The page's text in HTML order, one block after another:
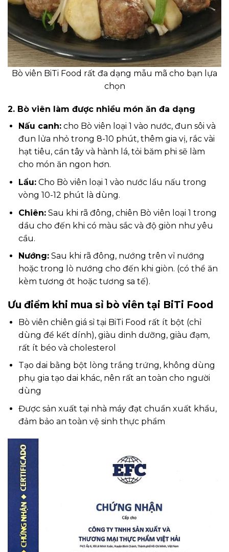
Bò viên BiTi Food rất đa dạng mẫu mã cho bạn lựa
chọn
2. Bò viên làm được nhiều món ăn đa dạng
Nấu canh:cho Bò viên loại 1 vào nước, đun sôi và
đun lửa nhỏ trong 8-10 phút, thêm gia vị, rắc vài
hạt tiêu, cần tây và hành lá, tỏi băm phi sẽ làm
cho món ăn ngon hơn.
Lẩu:Cho Bò viên loại 1 vào nước lẩu nấu trong
vòng 10-12 phút là dùng.
Chiên:Sau khi rã đông, chiên Bò viên loại 1 trong
dầu cho đến khi có màu sắc và độ giòn như yêu
cầu.
Nướng:Sau khi rã đông, nướng trên vỉ nướng
hoặc trong lò nướng cho đến khi giòn. (có thể ăn
kèm tương ớt hoặc tương sa tế).
Ưu điểm khi mua sỉ bò viên tại BiTi Food
Bò viên chiên giá sỉ tại BiTi Food rất ít bột (chỉ
dùng để kết dính), giàu dinh dưỡng, giàu đạm,
rất ít béo và cholesterol
Tạo dai bằng bột lòng trắng trứng, không dùng
phụ gia tạo dai khác, nên rất an toàn cho người
dùng
Được sản xuất tại nhà máy đạt chuẩn xuất khẩu,
đảm bảo an toàn vệ sinh thực phẩm